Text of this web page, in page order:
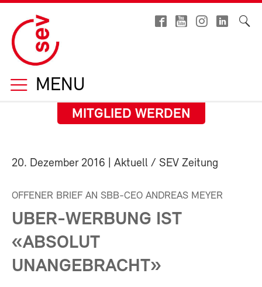
MENU
MITGLIED WERDEN
20. Dezember 2016 | Aktuell / SEV Zeitung
OFFENER BRIEF AN SBB-CEO ANDREAS MEYER
UBER-WERBUNG IST
«ABSOLUT
UNANGEBRACHT»